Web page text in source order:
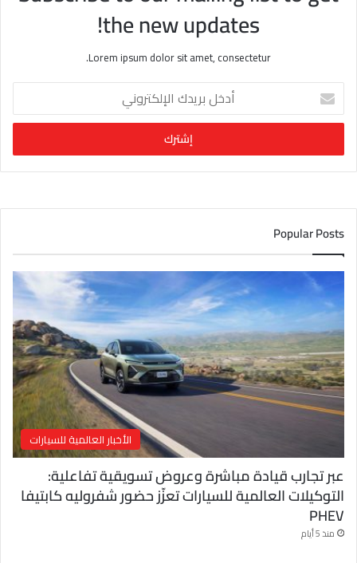
the new updates!
Lorem ipsum dolor sit amet, consectetur.
خ
ب
ر
د
ا
ل
إ
ل
ك
ت
ر
و
ن
ي
Popular Posts
الأخبار العالمية للسيارات
عبر تجارب قيادة مباشرة وعروض تسويقية تفاعلية:
التوكيلات العالمية للسيارات تعزّز حضور شفروليه كابتيفا
PHEV
منذ 5 أيام